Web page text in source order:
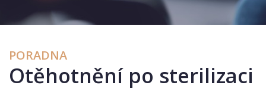
PORADNA
Otěhotnění po sterilizaci